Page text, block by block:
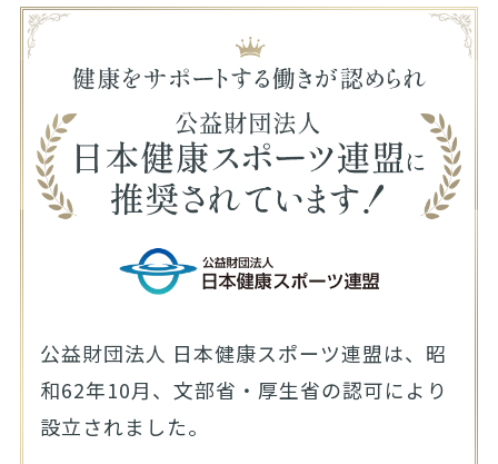
公益財団法人 日本健康スポーツ連盟は、昭
和62年10月、文部省・厚生省の認可により
設立されました。